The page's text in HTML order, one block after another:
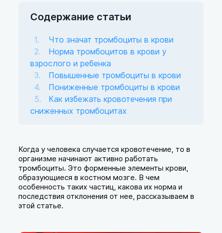
Содержание статьи
Что значат тромбоциты в крови
Норма тромбоцитов в крови у
взрослого и ребенка
Повышенные тромбоциты в крови
Пониженные тромбоциты в крови
Как избежать кровотечения при
сниженных тромбоцитах
Когда у человека случается кровотечение, то в
организме начинают активно работать
тромбоциты. Это форменные элементы крови,
образующиеся в костном мозге. В чем
особенность таких частиц, какова их норма и
последствия отклонения от нее, рассказываем в
этой статье.